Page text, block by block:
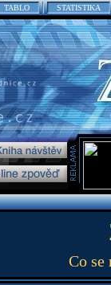
TABLO STATISTIKA
Co se